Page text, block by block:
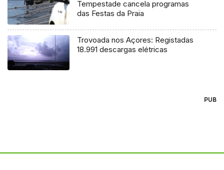
Tempestade cancela programas
das Festas da Praia
Trovoada nos Açores: Registadas
18.991 descargas elétricas
PUB